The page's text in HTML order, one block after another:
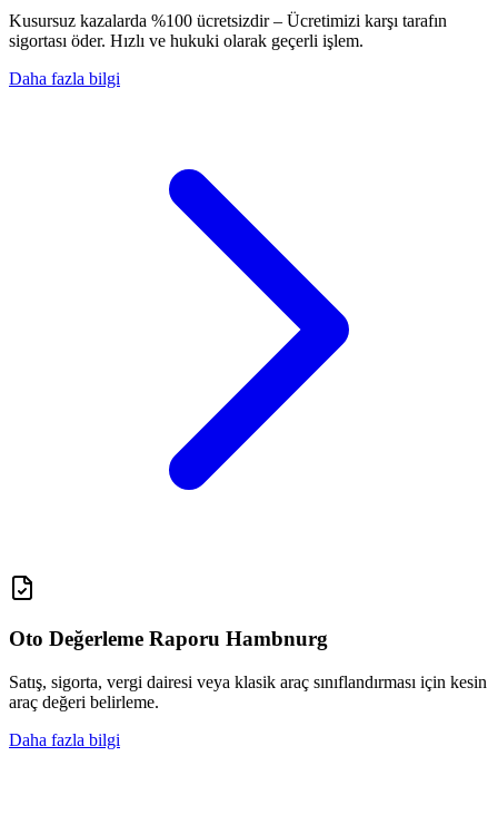
Kusursuz kazalarda %100 ücretsizdir – Ücretimizi karşı tarafın
sigortası öder. Hızlı ve hukuki olarak geçerli işlem.
Daha fazla bilgi
Oto Değerleme Raporu Hambnurg
Satış, sigorta, vergi dairesi veya klasik araç sınıflandırması için kesin
araç değeri belirleme.
Daha fazla bilgi